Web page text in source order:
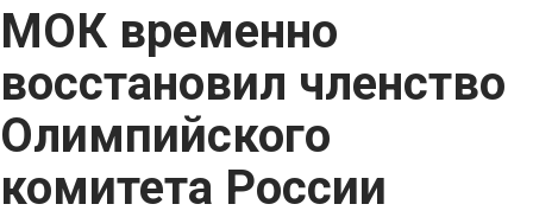
МОК временно
восстановил членство
Олимпийского
комитета России